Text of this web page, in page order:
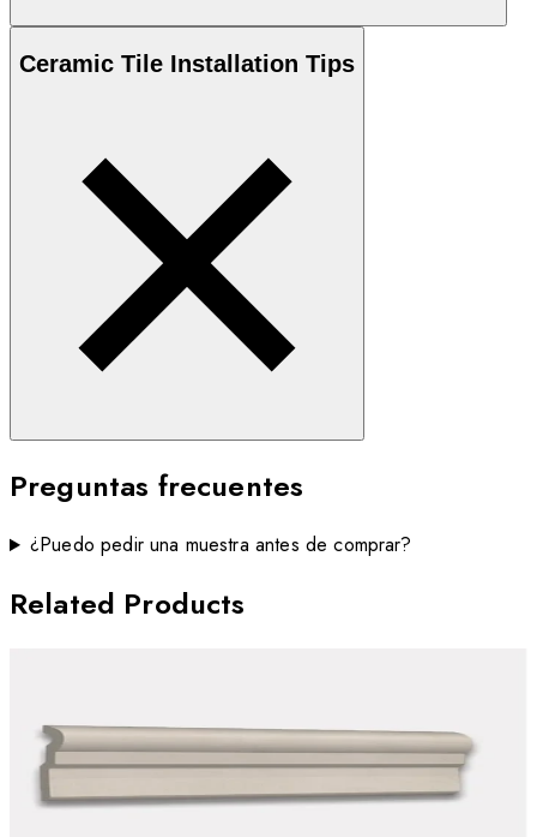
Ceramic Tile Installation Tips
Preguntas frecuentes
¿Puedo pedir una muestra antes de comprar?
Related Products